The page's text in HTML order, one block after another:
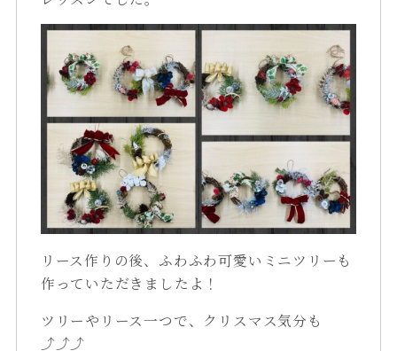
リース作りの後、ふわふわ可愛いミニツリーも
作っていただきましたよ！
ツリーやリース一つで、クリスマス気分も
⤴⤴⤴